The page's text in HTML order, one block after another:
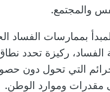
والمجتمع.
بممارسات الفساد
الفساد، ركيزة تحدد
التي تحول دون
مقدرات وموارد الوطن.